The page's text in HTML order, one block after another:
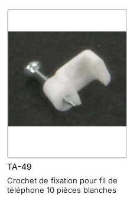
TA-49
Crochet de fixation pour fil de
téléphone 10 pièces blanches